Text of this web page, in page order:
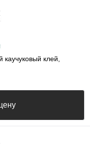
каучуковый клей,